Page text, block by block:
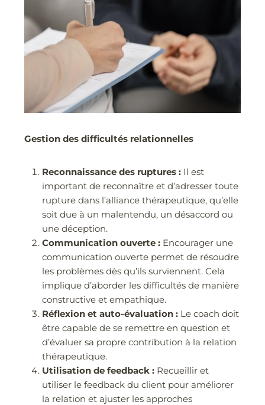
Gestion des difficultés relationnelles
Reconnaissance des ruptures : Il est
important de reconnaître et d’adresser toute
rupture dans l’alliance thérapeutique, qu’elle
soit due à un malentendu, un désaccord ou
une déception.
Communication ouverte : Encourager une
communication ouverte permet de résoudre
les problèmes dès qu’ils surviennent. Cela
implique d’aborder les difficultés de manière
constructive et empathique.
Réflexion et auto-évaluation : Le coach doit
être capable de se remettre en question et
d’évaluer sa propre contribution à la relation
thérapeutique.
Utilisation de feedback : Recueillir et
utiliser le feedback du client pour améliorer
la relation et ajuster les approches